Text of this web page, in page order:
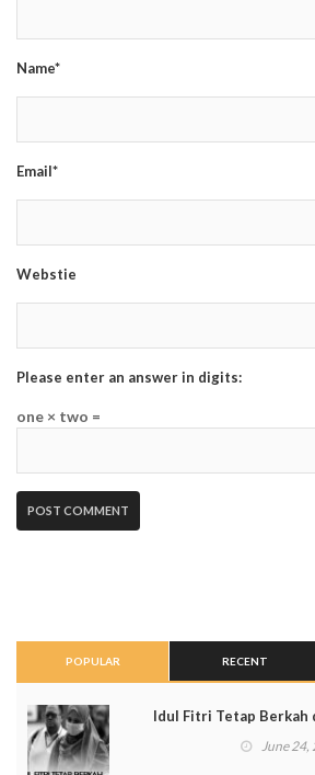
Name*
Email*
Webstie
Please enter an answer in digits:
one × two =
POPULAR RECENT
Idul Fitri Tetap Berkah
June 24,